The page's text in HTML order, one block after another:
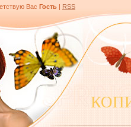
Вас Гость | RSS